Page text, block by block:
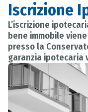
Iscrizione
L’iscrizione
bene immobile
presso la
garanzia ipotecaria